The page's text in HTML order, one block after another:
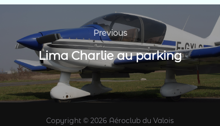
l’article
Previous
Previous
Lima Charlie au parking
Copyright © 2026 Aéroclub du Valois